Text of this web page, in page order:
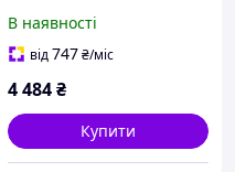
В наявності
від747₴/міс
4 484₴
Купити